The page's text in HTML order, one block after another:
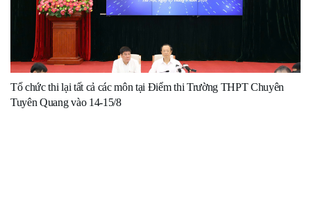
Tổ chức thi lại tất cả các môn tại Điểm thi Trường THPT Chuyên
Tuyên Quang vào 14-15/8